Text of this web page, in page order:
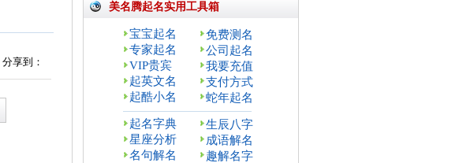
分享到：
美名腾起名实用工具箱
宝宝起名
免费测名
专家起名
公司起名
VIP贵宾
我要充值
起英文名
支付方式
起酷小名
蛇年起名
起名字典
生辰八字
星座分析
成语解名
名句解名
趣解名字